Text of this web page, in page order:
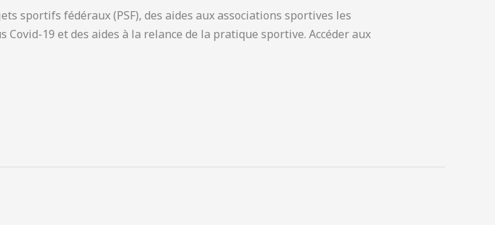
sportifs fédéraux (PSF), des aides aux associations sportives les
19 et des aides à la relance de la pratique sportive. Accéder aux